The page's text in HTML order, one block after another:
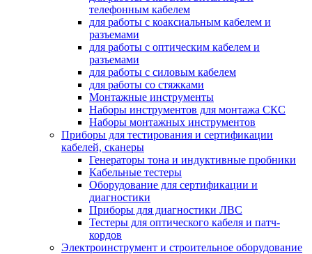
телефонным кабелем
для работы с коаксиальным кабелем и
разъемами
для работы с оптическим кабелем и
разъемами
для работы с силовым кабелем
для работы со стяжками
Монтажные инструменты
Наборы инструментов для монтажа СКС
Наборы монтажных инструментов
Приборы для тестирования и сертификации
кабелей, сканеры
Генераторы тона и индуктивные пробники
Кабельные тестеры
Оборудование для сертификации и
диагностики
Приборы для диагностики ЛВС
Тестеры для оптического кабеля и патч-
кордов
Электроинструмент и строительное оборудование